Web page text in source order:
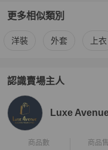
更多相似類別
更多Hermès女裝 相似商
洋裝 外套 上衣
認識賣場主人
PopChill 拍拍圈嚴選賣家
Luxe
商品數 商品